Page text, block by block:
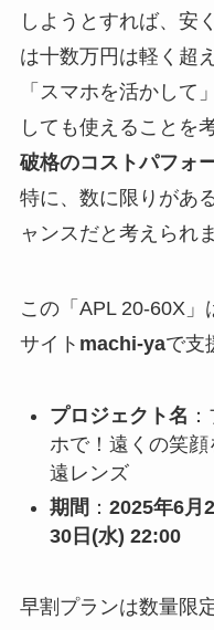
しようとすれば、安
は十数万円は軽く超
「スマホを活かして
しても使えることを
破格のコストパフォ
特に、数に限りがあ
ャンスだと考えられま
この「APL 20-60X
サイト machi-yaで支
プロジェクト名
ホで！遠くの笑
遠レンズ
期間 ： 2025年6月
30日(水) 22:00
早割プランは数量限